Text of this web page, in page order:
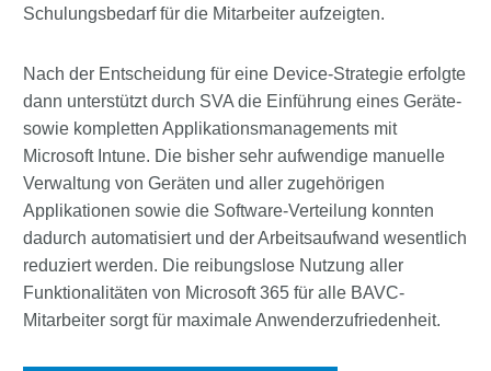
Schulungsbedarf für die Mitarbeiter aufzeigten.
Nach der Entscheidung für eine Device-Strategie erfolgte
dann unterstützt durch SVA die Einführung eines Geräte-
sowie kompletten Applikationsmanagements mit
Microsoft Intune. Die bisher sehr aufwendige manuelle
Verwaltung von Geräten und aller zugehörigen
Applikationen sowie die Software-Verteilung konnten
dadurch automatisiert und der Arbeitsaufwand wesentlich
reduziert werden. Die reibungslose Nutzung aller
Funktionalitäten von Microsoft 365 für alle BAVC-
Mitarbeiter sorgt für maximale Anwenderzufriedenheit.